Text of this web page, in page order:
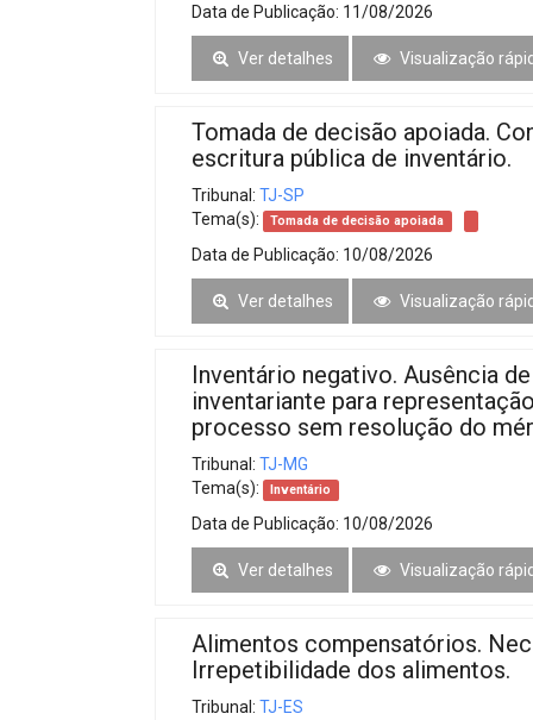
Data de Publicação: 11/08/2026
Ver detalhes Visualização
Tomada de decisão apoiada.
escritura pública de inventário.
Tribunal: TJ-SP
Tema(s):
Tomada de decisão apoiada
Data de Publicação: 10/08/2026
Ver detalhes Visualização
Inventário negativo. Ausência
inventariante para
processo sem resolução do
Tribunal: TJ-MG
Tema(s):
Inventário
Data de Publicação: 10/08/2026
Ver detalhes Visualização
Alimentos compensatórios.
Irrepetibilidade dos alimentos.
Tribunal: TJ-ES